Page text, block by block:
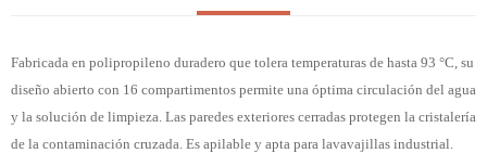
Fabricada en polipropileno duradero que tolera temperaturas de hasta 93 °C, su
diseño abierto con 16 compartimentos permite una óptima circulación del agua
y la solución de limpieza. Las paredes exteriores cerradas protegen la cristalería
de la contaminación cruzada. Es apilable y apta para lavavajillas industrial.